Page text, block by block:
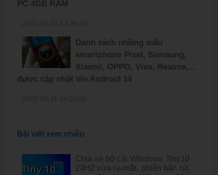
PC 4GB RAM
Danh sách những mẫu
smartphone Pixel, Samsung,
Xiaomi, OPPO, Vivo, Realme,...
được cập nhật lên Android 14
Bài viết xem nhiều
Chia sẻ bộ cài Windows Tiny10
23H2 vừa ra mắt, phiên bản rút